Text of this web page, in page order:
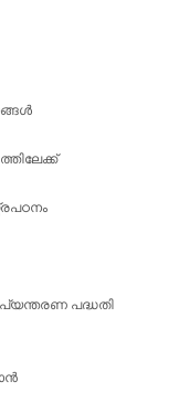
പദ്ധതി